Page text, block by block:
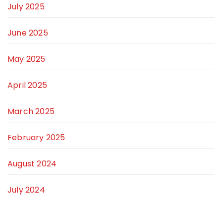
July 2025
June 2025
May 2025
April 2025
March 2025
February 2025
August 2024
July 2024